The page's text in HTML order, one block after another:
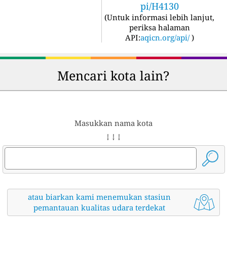
pi/H4130
(Untuk informasi lebih lanjut,
periksa halaman
API:aqicn.org/api/ )
Mencari kota lain?
Masukkan nama kota
↓ ↓ ↓
atau biarkan kami menemukan stasiun
pemantauan kualitas udara terdekat